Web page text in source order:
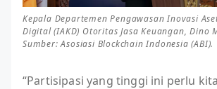
Kepala Departemen Pengawasan Inovasi
Digital (IAKD) Otoritas Jasa Keuangan, Dino
Sumber: Asosiasi Blockchain Indonesia (ABI).
“Partisipasi yang tinggi ini perlu